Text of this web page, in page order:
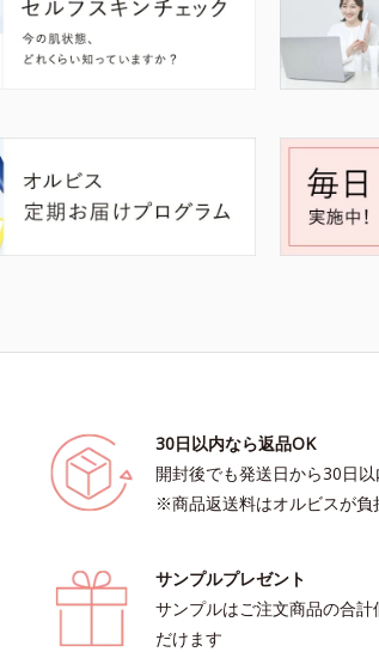
30日以内なら返品OK
開封後でも発送日から30日
※商品返送料はオルビスが負
サンプルプレゼント
サンプルはご注文商品の合
だけます